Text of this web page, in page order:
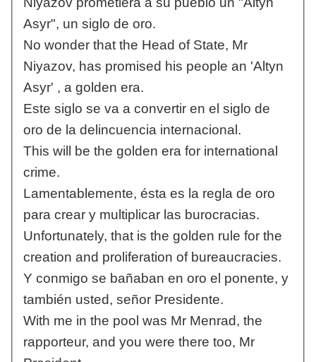
Asyr", un siglo de oro.
No wonder that the Head of State, Mr
Niyazov, has promised his people an 'Altyn
Asyr' , a golden era.
Este siglo se va a convertir en el siglo de
oro de la delincuencia internacional.
This will be the golden era for international
crime.
Lamentablemente, ésta es la regla de oro
para crear y multiplicar las burocracias.
Unfortunately, that is the golden rule for the
creation and proliferation of bureaucracies.
Y conmigo se bañaban en oro el ponente, y
también usted, señor Presidente.
With me in the pool was Mr Menrad, the
rapporteur, and you were there too, Mr